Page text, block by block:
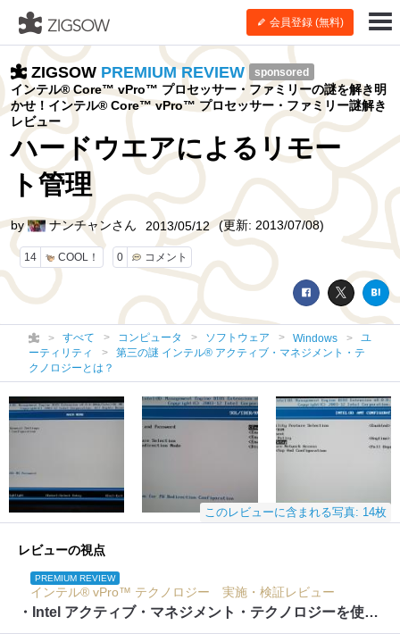
会員登録 (無料)
ZIGSOW PREMIUM REVIEW sponsored
インテル® Core™ vPro™ プロセッサー・ファミリーの謎を解き明
かせ！インテル® Core™ vPro™ プロセッサー・ファミリー謎解き
レビュー
ハードウエアによるリモー
ト管理
14 COOL！ 0 コメント
by ナンチャンさん 2013/05/12 (更新: 2013/07/08)
すべて コンピュータ ソフトウェア Windows
ユ
ーティリティ
第三の謎 インテル® アクティブ・マネジメント・テ
クノロジーとは？
このレビューに含まれる写真: 14枚
レビューの視点
PREMIUM REVIEW
インテル® vPro™ テクノロジー 実施・検証レビュー
・Intel アクティブ・マネジメント・テクノロジーを使って、リモートからのBIOS制御